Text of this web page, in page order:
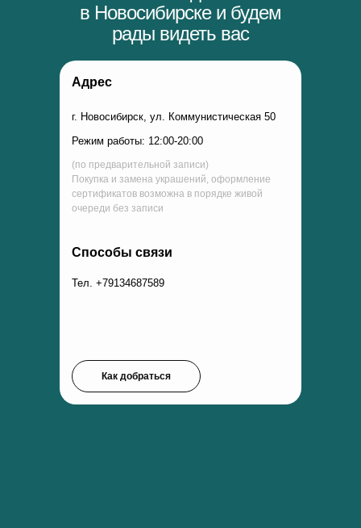
в Новосибирске и будем
рады видеть вас
Адрес
Способы связи
г. Новосибирск, ул. Коммунистическая 50
Тел. +79134687589
Режим работы: 12:00-20:00
(по предварительной записи)
Покупка и замена украшений, оформление
сертификатов возможна в порядке живой
очереди без записи
Как добраться